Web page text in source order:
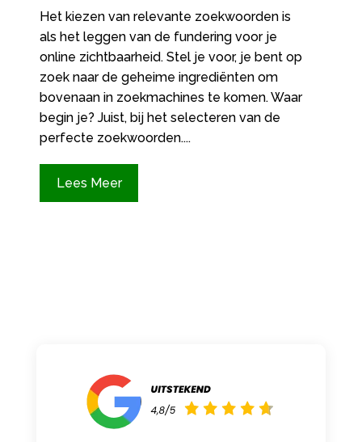
Het kiezen van relevante zoekwoorden is
als het leggen van de fundering voor je
online zichtbaarheid. Stel je voor, je bent op
zoek naar de geheime ingrediënten om
bovenaan in zoekmachines te komen. Waar
begin je? Juist, bij het selecteren van de
perfecte zoekwoorden....
Lees Meer